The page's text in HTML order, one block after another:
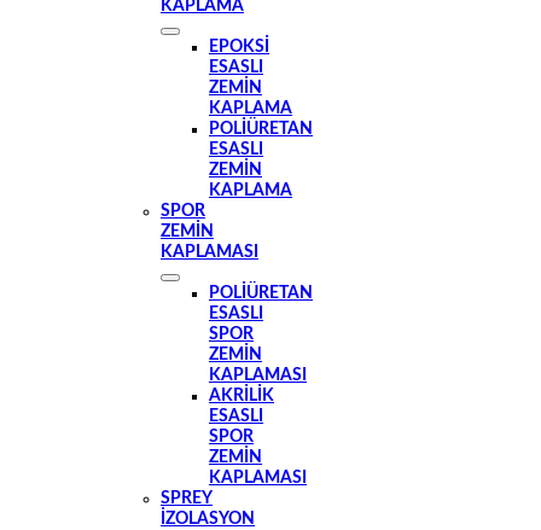
KAPLAMA
EPOKSI
ESASLI
ZEMIN
KAPLAMA
POLIÜRETAN
ESASLI
ZEMIN
KAPLAMA
SPOR
ZEMIN
KAPLAMASI
POLIÜRETAN
ESASLI
SPOR
ZEMIN
KAPLAMASI
AKRILIK
ESASLI
SPOR
ZEMIN
KAPLAMASI
SPREY
İZOLASYON